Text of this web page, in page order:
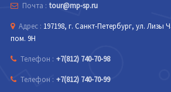
Почта : tour@mp-sp.ru
Адрес : 197198, г. Санкт-Петербург, ул. Лизы
пом. 9Н
Телефон : +7(812) 740-70-98
Телефон : +7(812) 740-70-99